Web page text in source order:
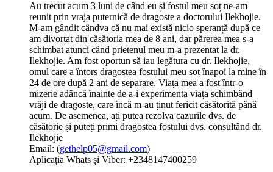
Au trecut acum 3 luni de când eu și fostul meu soț ne-am
reunit prin vraja puternică de dragoste a doctorului Ilekhojie.
M-am gândit cândva că nu mai există nicio speranță după ce
am divorțat din căsătoria mea de 8 ani, dar părerea mea s-a
schimbat atunci când prietenul meu m-a prezentat la dr.
Ilekhojie. Am fost oportun să iau legătura cu dr. Ilekhojie,
omul care a întors dragostea fostului meu soț înapoi la mine în
24 de ore după 2 ani de separare. Viața mea a fost într-o
mizerie adâncă înainte de a-i experimenta viața schimbând
vrăji de dragoste, care încă m-au ținut fericit căsătorită până
acum. De asemenea, ați putea rezolva cazurile dvs. de
căsătorie și puteți primi dragostea fostului dvs. consultând dr.
Ilekhojie
Email: (gethelp05@gmail.com)
Aplicația Whats și Viber: +2348147400259